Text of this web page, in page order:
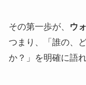
その第一歩が、
ウ
つまり、「誰の、
か？」を明確に語